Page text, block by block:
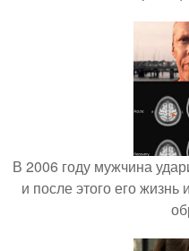
В 2006 году мужчина
и после этого его